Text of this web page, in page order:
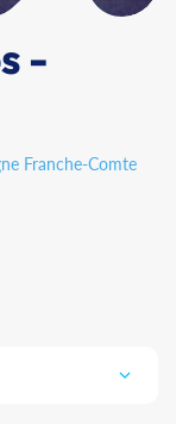
-
Franche-Comte